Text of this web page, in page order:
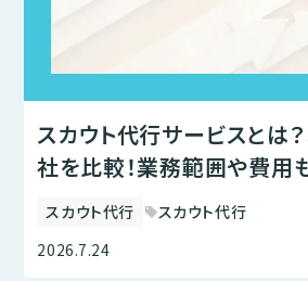
スカウト代行サービスとは
社を比較！業務範囲や費用
スカウト代行 sellスカウト代行
2026.7.24